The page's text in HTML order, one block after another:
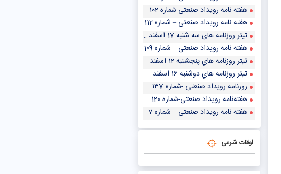
هفته نامه رویداد صنعتی شماره 102
هفته نامه رویداد صنعتی – شماره 112
تيتر روزنامه هاي سه شنبه 17 اسفند 1400
هفته نامه رویداد صنعتی – شماره 109
تيتر روزنامه هاي پنجشنبه 12 اسفند 1400
تيتر روزنامه هاي دوشنبه 16 اسفند 1400
روزنامه رویداد صنعتی -شماره ۱۳7
هفته‌نامه رویداد صنعتی-شماره 120
هفته نامه رویداد صنعتی – شماره 107
اوقات شرعی